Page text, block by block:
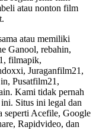
atau nonton film
atau memiliki
Ganool, rebahin,
filmapik,
Juraganfilm21,
Pusatfilm21,
Kami tidak pernah
Situs ini legal dan
seperti Acefile, Google
Rapidvideo, dan